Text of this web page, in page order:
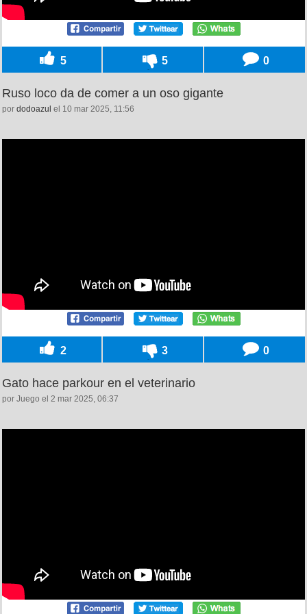
5 5 0
Ruso loco da de comer a un oso gigante
por dodoazul el 10 mar 2025, 11:56
2 3 0
Gato hace parkour en el veterinario
por Juego el 2 mar 2025, 06:37